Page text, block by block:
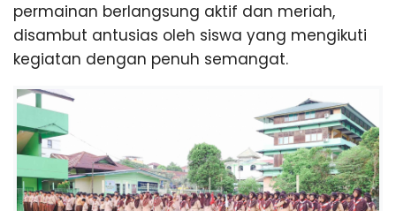
permainan berlangsung aktif dan meriah,
disambut antusias oleh siswa yang mengikuti
kegiatan dengan penuh semangat.